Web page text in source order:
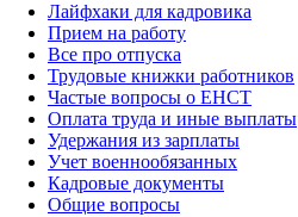
Лайфхаки для кадровика
Прием на работу
Все про отпуска
Трудовые книжки работников
Частые вопросы о ЕНСТ
Оплата труда и иные выплаты
Удержания из зарплаты
Учет военнообязанных
Кадровые документы
Общие вопросы